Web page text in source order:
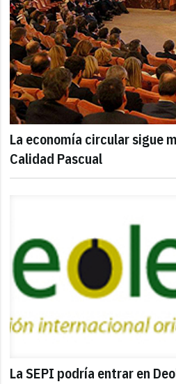
La economía circular sigue
Calidad Pascual
La SEPI podría entrar en